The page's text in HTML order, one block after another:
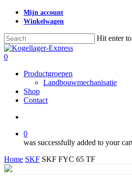
Skip
content
Mijn account
Winkelwagen
Hit enter
Close
Search
search
0
Productgroepen
Landbouwmechanisatie
Shop
Contact
0
was successfully added to your
Home SKF SKF FYC 65 TF